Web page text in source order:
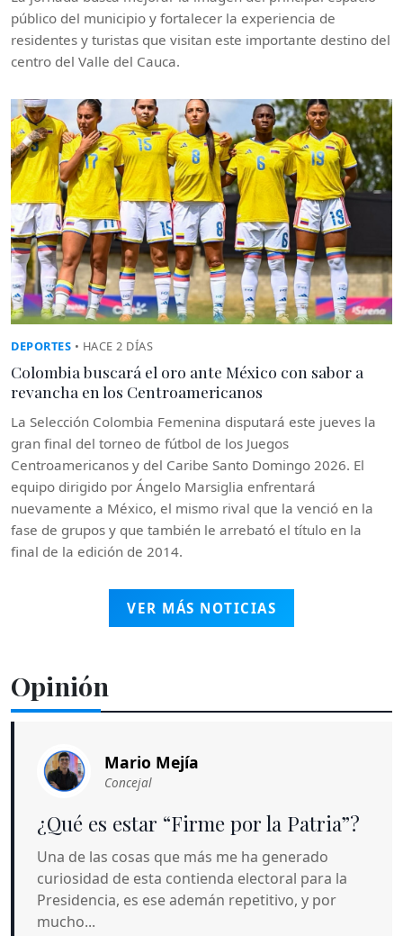
público del municipio y fortalecer la experiencia de
residentes y turistas que visitan este importante destino del
centro del Valle del Cauca.
DEPORTES • HACE 2 DÍAS
Colombia buscará el oro ante México con sabor a
revancha en los Centroamericanos
La Selección Colombia Femenina disputará este jueves la
gran final del torneo de fútbol de los Juegos
Centroamericanos y del Caribe Santo Domingo 2026. El
equipo dirigido por Ángelo Marsiglia enfrentará
nuevamente a México, el mismo rival que la venció en la
fase de grupos y que también le arrebató el título en la
final de la edición de 2014.
VER MÁS NOTICIAS
Opinión
Mario Mejía
Concejal
¿Qué es estar “Firme por la Patria”?
Una de las cosas que más me ha generado
curiosidad de esta contienda electoral para la
Presidencia, es ese ademán repetitivo, y por
mucho...